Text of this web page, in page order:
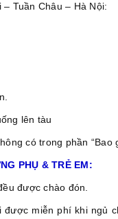
Tuần Châu – Hà Nội:
lên tàu
có trong phần “Bao
PHỤ & TRẺ EM:
được chào đón.
được miễn phí khi ngủ